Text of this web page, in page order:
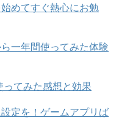
めてすぐ熱心にお勉
一年間使ってみた体験
てみた感想と効果
定を！ゲームアプリば